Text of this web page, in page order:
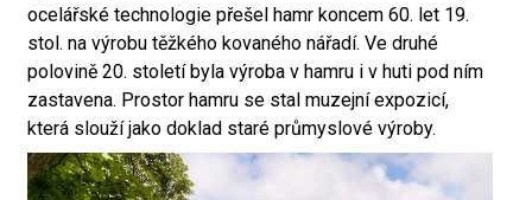
ocelářské technologie přešel hamr koncem 60. let 19.
stol. na výrobu těžkého kovaného nářadí. Ve druhé
polovině 20. století byla výroba v hamru i v huti pod ním
zastavena. Prostor hamru se stal muzejní expozicí,
která slouží jako doklad staré průmyslové výroby.